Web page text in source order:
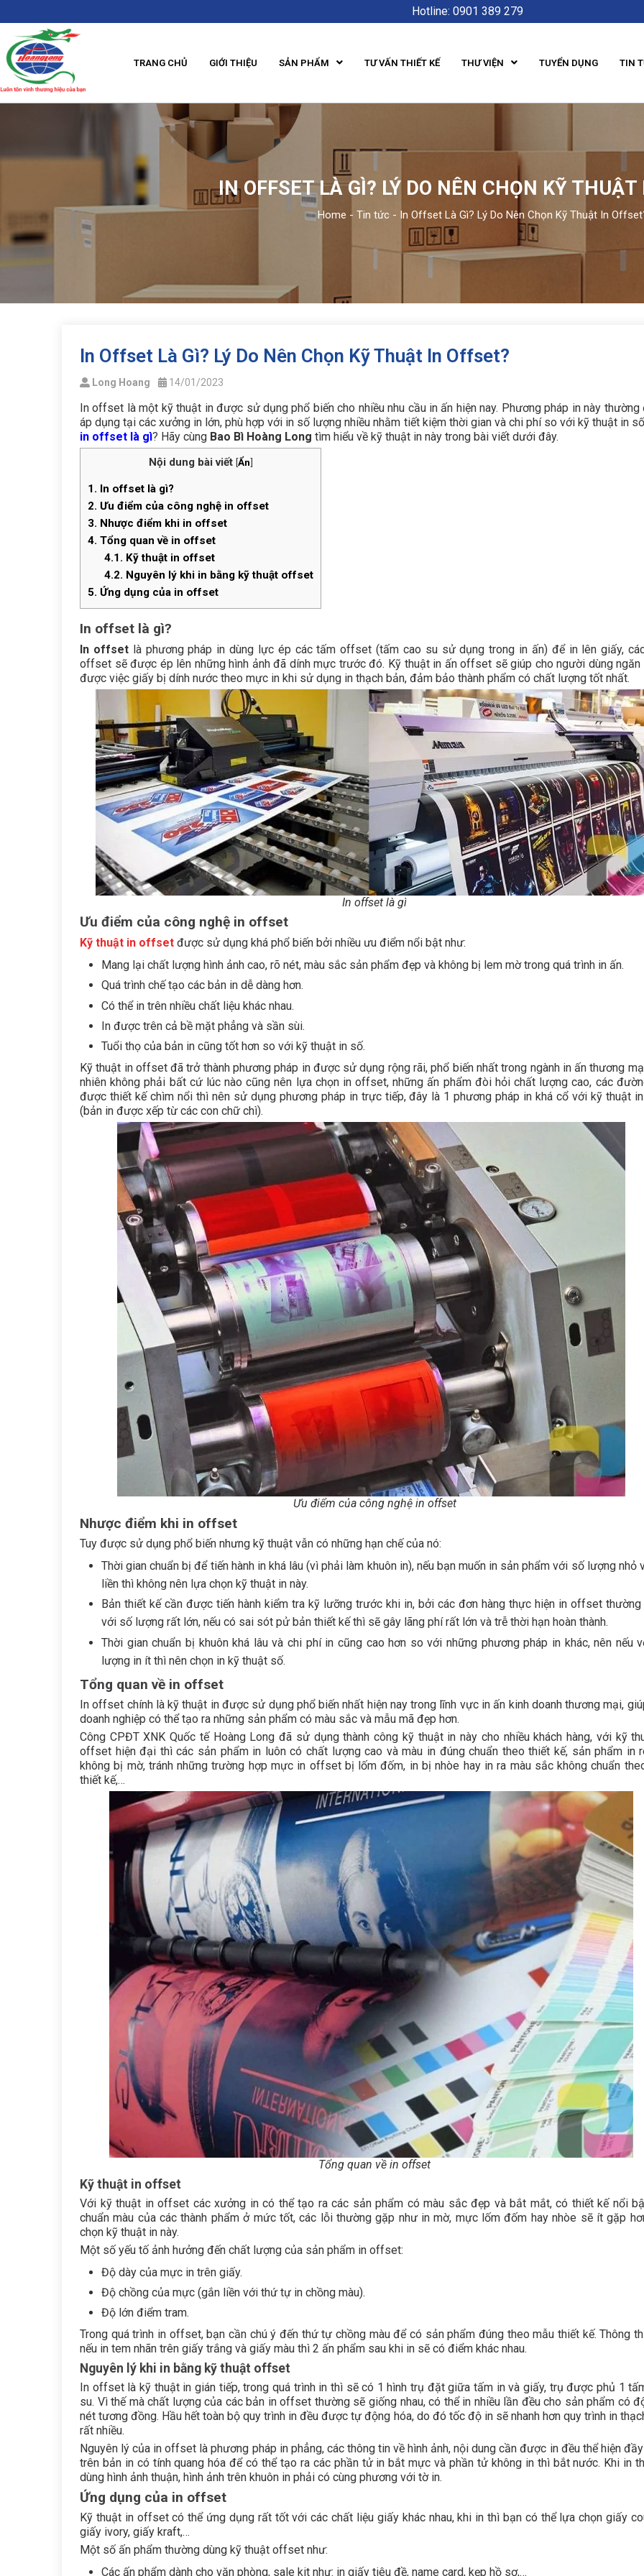
Hotline: 0901 389 279
TRANG CHỦ GIỚI THIỆU SẢN PHẨM TƯ VẤN THIẾT KẾ THƯ VIỆN TUYỂN DỤNG TIN
IN OFFSET LÀ GÌ? LÝ DO NÊN CHỌN KỸ THUẬT
Home - Tin tức - In Offset Là Gì? Lý Do Nên Chọn Kỹ Thuật In
In Offset Là Gì? Lý Do Nên Chọn Kỹ Thuật In Offset?
Long Hoang 14/01/2023
In offset là một kỹ thuật in được sử dụng phổ biến cho nhiều nhu cầu in ấn hiện nay. Phương pháp in này
áp dụng tại các xưởng in lớn, phù hợp với in số lượng nhiều nhằm tiết kiệm thời gian và chi phí so với kỹ thuật in
in offset là gì? Hãy cùng Bao Bì Hoàng Long tìm hiểu về kỹ thuật in này trong bài viết dưới đây.
Nội dung bài viết [Ẩn]
1. In offset là gì?
2. Ưu điểm của công nghệ in offset
3. Nhược điểm khi in offset
4. Tổng quan về in offset
4.1. Kỹ thuật in offset
4.2. Nguyên lý khi in bằng kỹ thuật offset
5. Ứng dụng của in offset
In offset là gì?
In offsetlà phương pháp in dùng lực ép các tấm offset (tấm cao su sử dụng trong in ấn) để in lên giấy,
offset sẽ được ép lên những hình ảnh đã dính mực trước đó. Kỹ thuật in ấn offset sẽ giúp cho người dùng ngăn
được việc giấy bị dính nước theo mực in khi sử dụng in thạch bản, đảm bảo thành phẩm có chất lượng tốt nhất.
In offset là gì
Ưu điểm của công nghệ in offset
Kỹ thuật in offset được sử dụng khá phổ biến bởi nhiều ưu điểm nổi bật như:
Mang lại chất lượng hình ảnh cao, rõ nét, màu sắc sản phẩm đẹp và không bị lem mờ trong quá trình in ấn.
Quá trình chế tạo các bản in dễ dàng hơn.
Có thể in trên nhiều chất liệu khác nhau.
In được trên cả bề mặt phẳng và sần sùi.
Tuổi thọ của bản in cũng tốt hơn so với kỹ thuật in số.
Kỹ thuật in offset đã trở thành phương pháp in được sử dụng rộng rãi, phổ biến nhất trong ngành in ấn thương
nhiên không phải bất cứ lúc nào cũng nên lựa chọn in offset, những ấn phẩm đòi hỏi chất lượng cao, các
được thiết kế chìm nổi thì nên sử dụng phương pháp in trực tiếp, đây là 1 phương pháp in khá cổ với kỹ thuật
(bản in được xếp từ các con chữ chì).
Ưu điểm của công nghệ in offset
Nhược điểm khi in offset
Tuy được sử dụng phổ biến nhưng kỹ thuật vẫn có những hạn chế của nó:
Thời gian chuẩn bị để tiến hành in khá lâu (vì phải làm khuôn in), nếu bạn muốn in sản phẩm với số lượng nhỏ
liền thì không nên lựa chọn kỹ thuật in này.
Bản thiết kế cần được tiến hành kiểm tra kỹ lưỡng trước khi in, bởi các đơn hàng thực hiện in offset
với số lượng rất lớn, nếu có sai sót pử bản thiết kế thì sẽ gây lãng phí rất lớn và trễ thời hạn hoàn thành.
Thời gian chuẩn bị khuôn khá lâu và chi phí in cũng cao hơn so với những phương pháp in khác, nên nếu
lượng in ít thì nên chọn in kỹ thuật số.
Tổng quan về in offset
In offset chính là kỹ thuật in được sử dụng phổ biến nhất hiện nay trong lĩnh vực in ấn kinh doanh thương mại,
doanh nghiệp có thể tạo ra những sản phẩm có màu sắc và mẫu mã đẹp hơn.
Công CPĐT XNK Quốc tế Hoàng Long đã sử dụng thành công kỹ thuật in này cho nhiều khách hàng, với kỹ
offset hiện đại thì các sản phẩm in luôn có chất lượng cao và màu in đúng chuẩn theo thiết kế, sản phẩm in
không bị mờ, tránh những trường hợp mực in offset bị lốm đốm, in bị nhòe hay in ra màu sắc không chuẩn
thiết kế,…
Tổng quan về in offset
Kỹ thuật in offset
Với kỹ thuật in offset các xưởng in có thể tạo ra các sản phẩm có màu sắc đẹp và bắt mắt, có thiết kế nổi
chuẩn màu của các thành phẩm ở mức tốt, các lỗi thường gặp như in mờ, mực lốm đốm hay nhòe sẽ ít gặp
chọn kỹ thuật in này.
Một số yếu tố ảnh hưởng đến chất lượng của sản phẩm in offset:
Độ dày của mực in trên giấy.
Độ chồng của mực (gắn liền với thứ tự in chồng màu).
Độ lớn điểm tram.
Trong quá trình in offset, bạn cần chú ý đến thứ tự chồng màu để có sản phẩm đúng theo mẫu thiết kế. Thông
nếu in tem nhãn trên giấy trắng và giấy màu thì 2 ấn phẩm sau khi in sẽ có điểm khác nhau.
Nguyên lý khi in bằng kỹ thuật offset
In offset là kỹ thuật in gián tiếp, trong quá trình in thì sẽ có 1 hình trụ đặt giữa tấm in và giấy, trụ được phủ 1
su. Vì thế mà chất lượng của các bản in offset thường sẽ giống nhau, có thể in nhiều lần đều cho sản phẩm có
nét tương đồng. Hầu hết toàn bộ quy trình in đều được tự động hóa, do đó tốc độ in sẽ nhanh hơn quy trình in
rất nhiều.
Nguyên lý của in offset là phương pháp in phẳng, các thông tin về hình ảnh, nội dung cần được in đều thể hiện
trên bản in có tính quang hóa để có thể tạo ra các phần tử in bắt mực và phần tử không in thì bắt nước. Khi in
dùng hình ảnh thuận, hình ảnh trên khuôn in phải có cùng phương với tờ in.
Ứng dụng của in offset
Kỹ thuật in offset có thể ứng dụng rất tốt với các chất liệu giấy khác nhau, khi in thì bạn có thể lựa chọn giấy
giấy ivory, giấy kraft,…
Một số ấn phẩm thường dùng kỹ thuật offset như:
Các ấn phẩm dành cho văn phòng, sale kit như: in giấy tiêu đề, name card, kẹp hồ sơ,…